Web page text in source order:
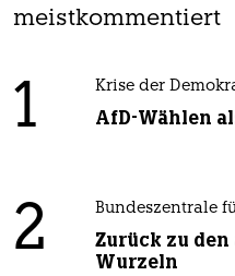
meistkommentiert
1 Krise der
AfD-Wählen
2 Bundeszentrale
Zurück zu
Wurzeln